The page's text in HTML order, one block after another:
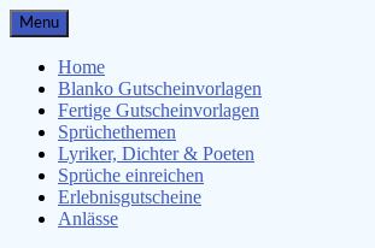
Skip
to
content
Menu
Home
Blanko Gutscheinvorlagen
Fertige Gutscheinvorlagen
Sprüchethemen
Lyriker, Dichter & Poeten
Sprüche einreichen
Erlebnisgutscheine
Anlässe